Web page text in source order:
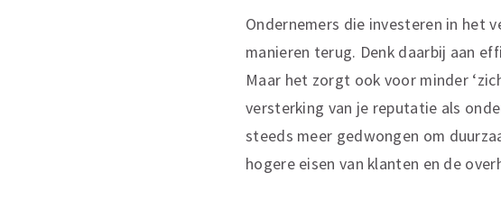
Ondernemers die investeren in het
manieren terug. Denk daarbij aan
Maar het zorgt ook voor minder
versterking van je reputatie als
steeds meer gedwongen om
hogere eisen van klanten en de